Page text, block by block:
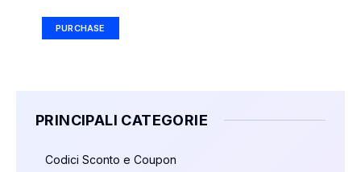
PURCHASE
PRINCIPALI CATEGORIE
Codici Sconto e Coupon